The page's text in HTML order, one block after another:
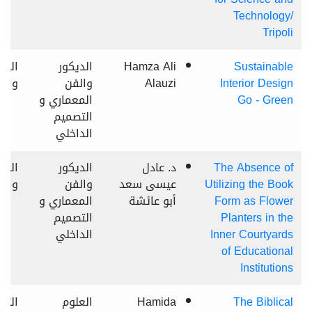
Technology/
Tripoli
Sustainable
Interior Design
Go - Green
Hamza Ali
Alauzi
الديكور
والفن
المعماري و
التصميم
الداخلي
The Absence of
Utilizing the Book
Form as Flower
Planters in the
Inner Courtyards
of Educational
Institutions
د. عادل
عيسى سعد
أبو عائشة
الديكور
والفن
المعماري و
التصميم
الداخلي
The Biblical
Hamida العلوم